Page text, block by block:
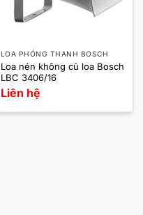
LOA PHÓNG THANH BOSCH
Loa nén không củ loa Bosch
LBC 3406/16
Liên hệ